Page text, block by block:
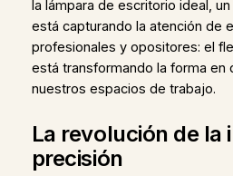
la lámpara de escritorio ideal,
está capturando la atención de
profesionales y opositores: el
está transformando la forma en
nuestros espacios de trabajo.
La revolución de la
precisión